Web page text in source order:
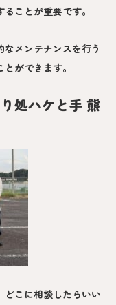
ことが重要です。
メンテナンスを行う
ができます。
処ハケと手 熊
こに相談したらいい